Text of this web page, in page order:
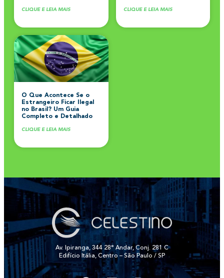
CLIQUE E LEIA MAIS CLIQUE E LEIA MAIS
O Que Acontece Se o
Estrangeiro Ficar Ilegal
no Brasil? Um Guia
Completo e Detalhado
CLIQUE E LEIA MAIS
Av. Ipiranga, 344 28° Andar, Conj. 281 C
Edifício Itália, Centro – São Paulo / SP